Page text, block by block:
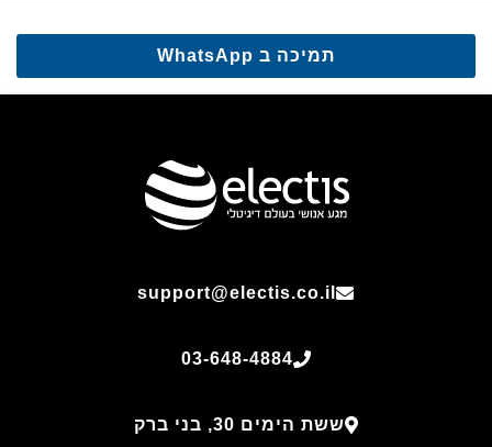
תמיכה ב WhatsApp
support@electis.co.il
03-648-4884
ששת הימים 30, בני ברק